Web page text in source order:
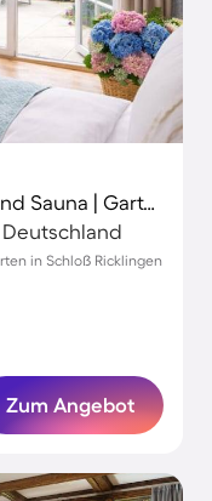
Aparthotel mit Grill, Terrasse und Sauna | Gartenblick
in Schloß Ricklingen
Zum Angebot